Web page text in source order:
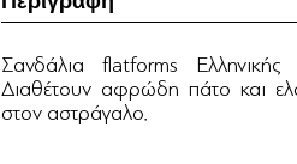
Σανδάλια flatforms
Διαθέτουν αφρώδη πάτο και
στον αστράγαλο.